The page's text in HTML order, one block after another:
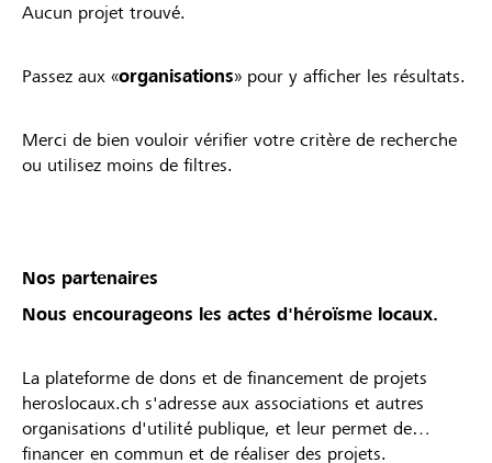
Aucun projet trouvé.
Passez aux «organisations» pour y afficher les résultats.
Merci de bien vouloir vérifier votre critère de recherche
ou utilisez moins de filtres.
Nos partenaires
Nous encourageons les actes d'héroïsme locaux.
La plateforme de dons et de financement de projets
heroslocaux.ch s'adresse aux associations et autres
organisations d'utilité publique, et leur permet de
financer en commun et de réaliser des projets.